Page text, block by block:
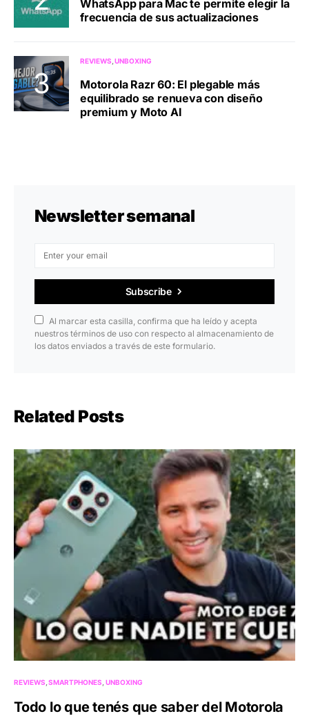
WhatsApp para Mac te permite elegir la
frecuencia de sus actualizaciones
REVIEWS UNBOXING
Motorola Razr 60: El plegable más
equilibrado se renueva con diseño
premium y Moto AI
Newsletter semanal
Subscribe
Al marcar esta casilla, confirma que ha leído y acepta
nuestros términos de uso con respecto al almacenamiento de
los datos enviados a través de este formulario.
Related Posts
REVIEWS SMARTPHONES UNBOXING
Todo lo que tenés que saber del Motorola